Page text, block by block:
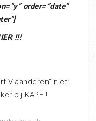
order=”date”
!!!
Vlaanderen” niet:
bij KAPE !